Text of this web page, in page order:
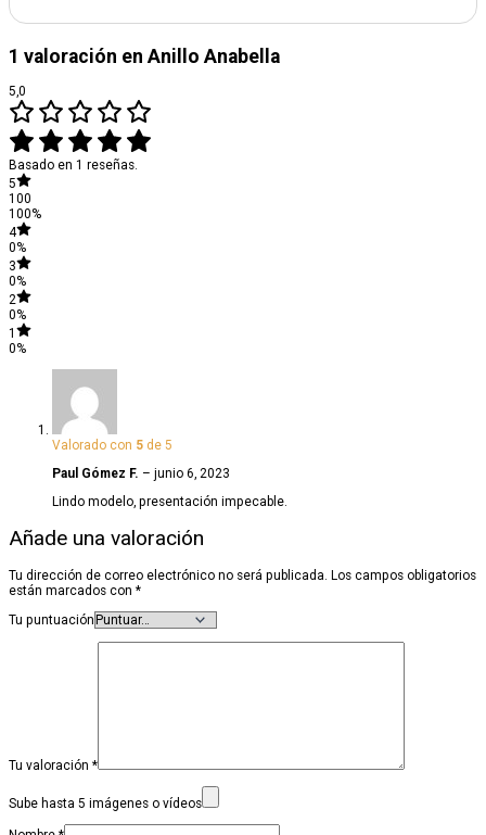
1 valoración en Anillo Anabella
5,0
Basado en 1 reseñas.
5
100
100%
4
0%
3
0%
2
0%
1
0%
Valorado con 5 de 5
Paul Gómez F. – junio 6, 2023
Lindo modelo, presentación impecable.
Añade una valoración
Tu dirección de correo electrónico no será publicada. Los campos obligatorios
están marcados con *
Tu puntuación
Tu valoración *
Sube hasta 5 imágenes o vídeos